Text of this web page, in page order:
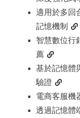
適用於多回
記憶機制
智慧數位行
薦
基於記憶體
驗證
電商客服機
透過記憶體